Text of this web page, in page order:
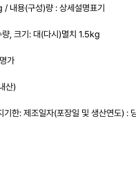
내용(구성)량 : 상세설명표기
, 크기: 대(다시)멸치 1.5kg
가
산)
한: 제조일자(포장일 및 생산연도) :